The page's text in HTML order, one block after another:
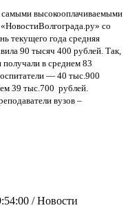
самыми высокооплачиваемыми
со
текущего года средняя
90 тысяч 400 рублей. Так,
в среднем 83
— 40 тыс.900
39 тыс.700 рублей.
вузов –
/ Новости